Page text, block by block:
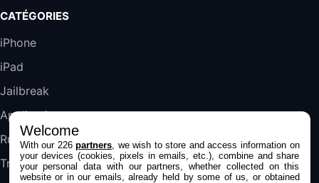
Galaxy S25 FE 6,7\" 5G Nano SIM 128 Go
Blanc
Jeu FIFA 20 sur PC (code à télécharger)
45,98€57,99€Rue Du Commerce (Vendeur Tiers)
CATÉGORIES
iPhone
iPad
Jailbreak
Applications
Rumeurs
Trucs & astuces
Welcome
With our 226partners , we wish to store and access information on
your devices (cookies, pixels in emails, etc.), combine and share
your personal data with our partners, whether collected on this
website or in our emails, already held by some of us, or obtained